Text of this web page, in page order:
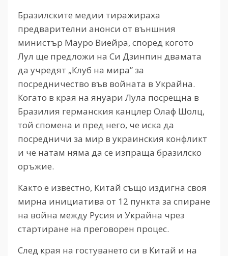
Бразилските медии тиражираха
предварителни анонси от външния
министър Мауро Виейра, според когото
Лул ще предложи на Си Дзинпин двамата
да учредят „Клуб на мира” за
посредничество във войната в Украйна.
Когато в края на януари Лула посрещна в
Бразилия германския канцлер Олаф Шолц,
той спомена и пред него, че иска да
посредничи за мир в украинския конфликт
и че натам няма да се изпраща бразилско
оръжие.
Както е известно, Китай също издигна своя
мирна инициатива от 12 пункта за спиране
на война между Русия и Украйна чрез
стартиране на преговорен процес.
След края на гостуването си в Китай и на